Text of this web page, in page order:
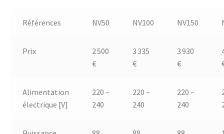
Références NV50 NV100 NV150
Prix
2 500
€
3 335
€
3 930
€
Alimentation
électrique [V]
220 –
240
220 –
240
220 –
240